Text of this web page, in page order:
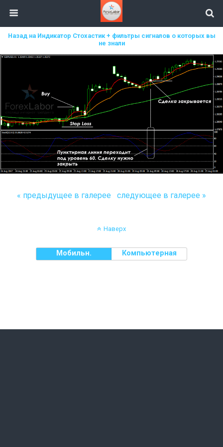
Назад на Индикатор Стохастик + фильтры сигналов о которых вы
не знали
« предыдущее в галерее следующее в галерее »
Наверх
Мобильн. Компьютерная